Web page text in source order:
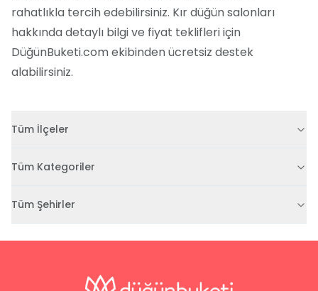
rahatlıkla tercih edebilirsiniz. Kır düğün salonları
hakkında detaylı bilgi ve fiyat teklifleri için
DüğünBuketi.com ekibinden ücretsiz destek
alabilirsiniz.
Tüm İlçeler
Tüm Kategoriler
Tüm Şehirler